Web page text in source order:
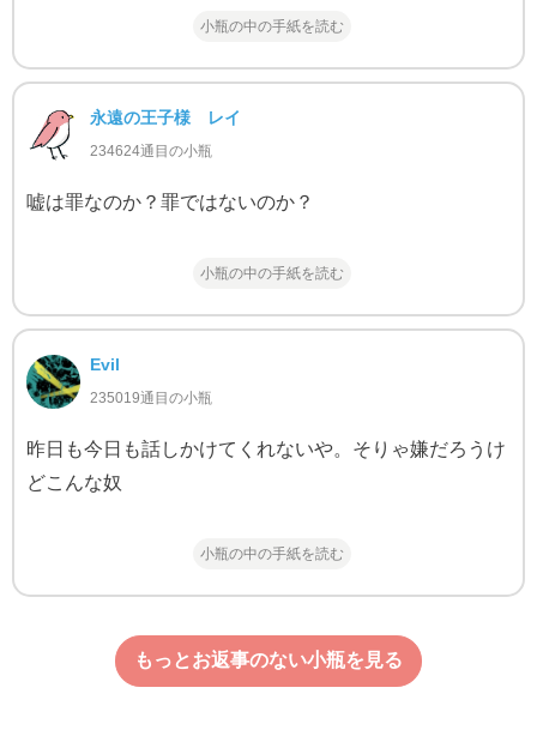
小瓶の中の手紙を読む
永遠の王子様 レイ
234624通目の小瓶
嘘は罪なのか？罪ではないのか？
小瓶の中の手紙を読む
Evil
235019通目の小瓶
昨日も今日も話しかけてくれないや。そりゃ嫌だろうけ
どこんな奴
小瓶の中の手紙を読む
もっとお返事のない小瓶を見る